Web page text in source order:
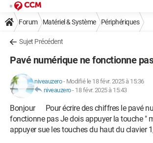
Forum Matériel & Système Périphériques
Sujet Précédent
Pavé numérique ne fonctionne pas
niveauzero- Modifié le 18 févr. 2025 à 15:36
niveauzero- 18 févr. 2025 à 15:43
Bonjour Pour écrire des chiffres le pavé
fonctionne pas Je dois appuyer la touche "
appuyer sue les touches du haut du clavier